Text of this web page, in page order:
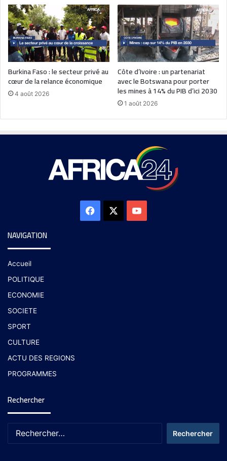
Burkina Faso : le secteur privé au
cœur de la relance économique
4 août 2026
Côte d’Ivoire : un partenariat
avec le Botswana pour porter
les mines à 14% du PIB d’ici 2030
1 août 2026
NAVIGATION
Accueil
POLITIQUE
ECONOMIE
SOCIETE
SPORT
CULTURE
ACTU DES REGIONS
PROGRAMMES
Rechercher